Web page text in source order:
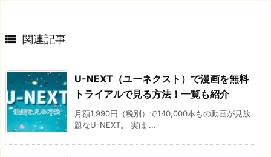
 関連記事
U-NEXT（ユーネクスト）で漫画を無料
トライアルで見る方法！一覧も紹介
月額1,990円（税別）で140,000本もの動画が見放
題なU-NEXT。 実は ...